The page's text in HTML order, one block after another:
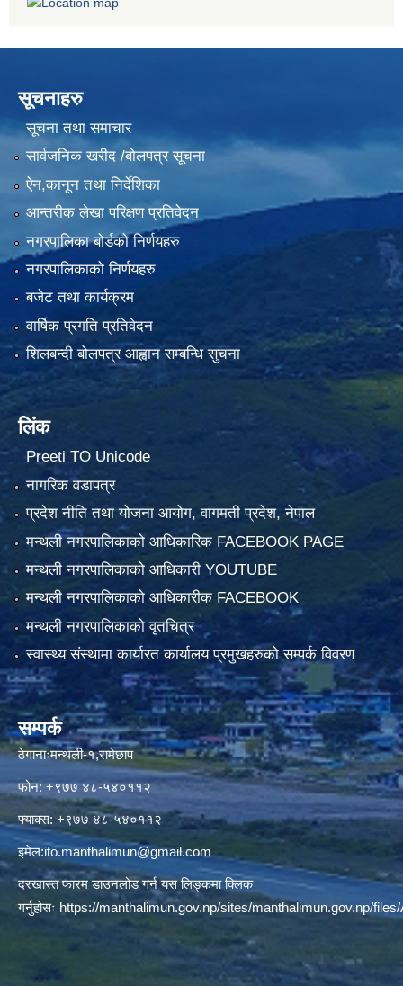
सूचनाहरु
सूचना तथा समाचार
सार्वजनिक खरीद /बोलपत्र सूचना
ऐन,कानून तथा निर्देशिका
आन्तरीक लेखा परिक्षण प्रतिवेदन
नगरपालिका बोर्डको निर्णयहरु
नगरपालिकाको निर्णयहरु
बजेट तथा कार्यक्रम
वार्षिक प्रगति प्रतिवेदन
शिलबन्दी बोलपत्र आह्वान सम्बन्धि सुचना
लिंक
Preeti TO Unicode
नागरिक वडापत्र
प्रदेश नीति तथा योजना आयोग, वागमती प्रदेश, नेपाल
मन्थली नगरपालिकाको आधिकारिक FACEBOOK PAGE
मन्थली नगरपालिकाको आधिकारी YOUTUBE
मन्थली नगरपालिकाको आधिकारीक FACEBOOK
मन्थली नगरपालिकाको वृतचित्र
स्वास्थ्य संस्थामा कार्यारत कार्यालय प्रमुखहरुको सम्पर्क विवरण
सम्पर्क
ठेगानाःमन्थली-१,रामेछाप
फोन: +९७७ ४८-५४०११२
फ्याक्स: +९७७ ४८-५४०११२
इमेल:ito.manthalimun@gmail.com
दरखास्त फारम डाउनलोड गर्न यस लिङ्कमा क्लिक
गर्नुहोसः https://manthalimun.gov.np/sites/manthalimun.gov.np/